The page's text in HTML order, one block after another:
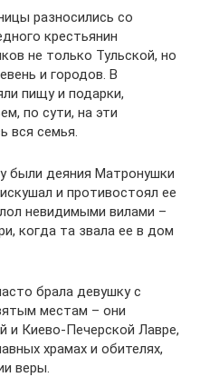
разносились со
крестьянин
не только Тульской, но
и городов. В
пищу и подарки,
по сути, на эти
вся семья.
были деяния Матронушки
и противостоял ее
невидимыми вилами –
когда та звала ее в дом
брала девушку с
местам – они
и Киево-Печерской Лавре,
храмах и обителях,
веры.